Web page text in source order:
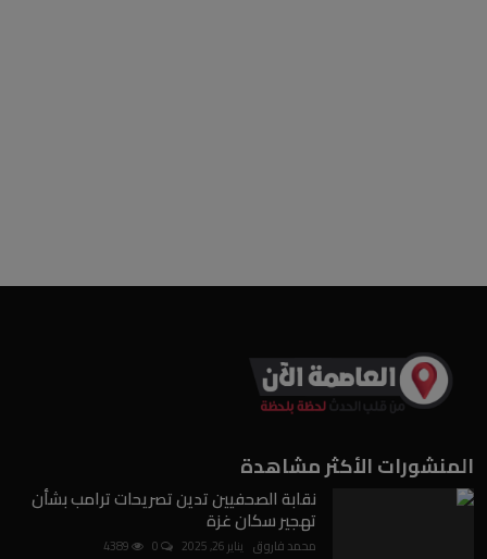
المنشورات الأكثر مشاهدة
نقابة الصحفيين تدين تصريحات ترامب بشأن
تهجير سكان غزة
محمد فاروق يناير 26, 2025